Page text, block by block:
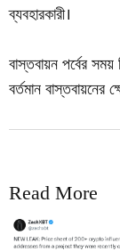
ব্যবহারকারী।
বাস্তবায়ন পর্বের সময়
বর্তমান বাস্তবায়নের
Read More